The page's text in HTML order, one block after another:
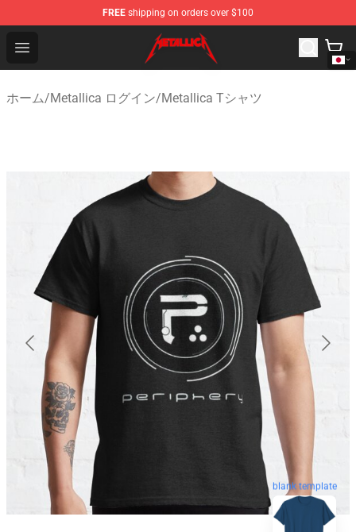
FREE shipping on orders over $100
Open menu
Metallica Store - Official Metallica Merchandise Shop
ホーム/Metallica ログイン/Metallica Tシャツ
blank template